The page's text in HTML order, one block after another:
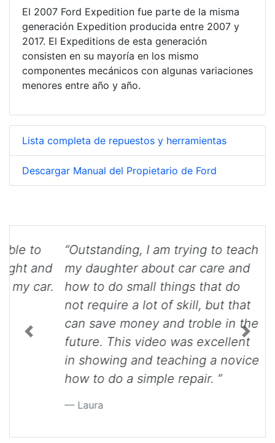
El 2007 Ford Expedition fue parte de la misma
generación Expedition producida entre 2007 y
2017. El Expeditions de esta generación
consisten en su mayoría en los mismo
componentes mecánicos con algunas variaciones
menores entre año y año.
Lista completa de repuestos y herramientas
Descargar Manual del Propietario de Ford
“Outstanding, I am trying to teach
my daughter about car care and
how to do small things that do
not require a lot of skill, but that
can save money and troble in the
future. This video was excellent
in showing and teaching a novice
how to do a simple repair. ”
Laura
Previous Next